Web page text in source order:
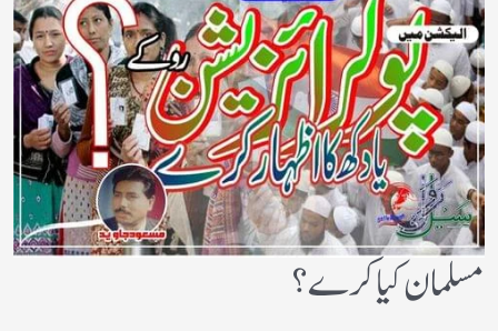
مسلمان کیا کرے؟